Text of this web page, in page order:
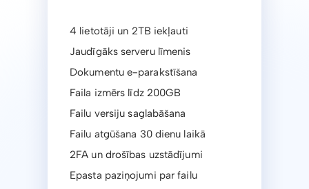
4 lietotāji un 2TB iekļauti
Jaudīgāks serveru līmenis
Dokumentu e-parakstīšana
Faila izmērs līdz 200GB
Failu versiju saglabāšana
Failu atgūšana 30 dienu laikā
2FA un drošības uzstādījumi
Epasta paziņojumi par failu